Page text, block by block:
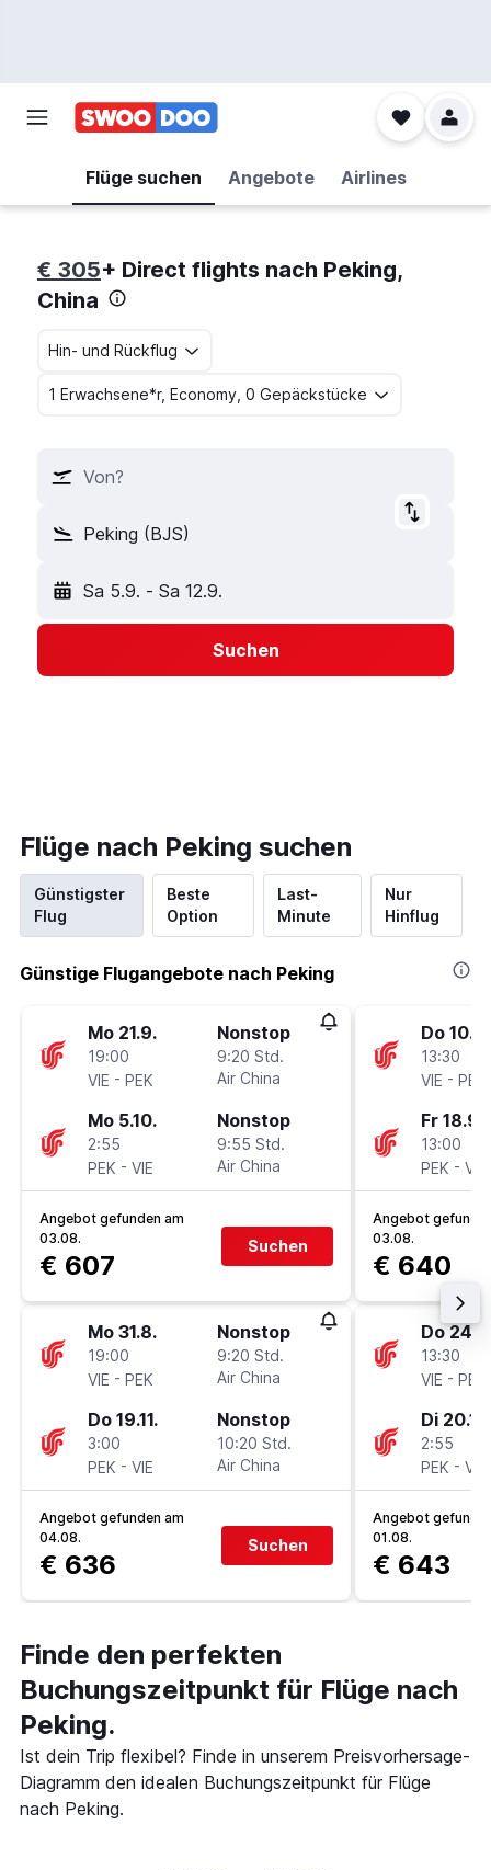
Flüge suchen Angebote Airlines
€ 305+ Direct flights nach Peking,
China
Hin- und Rückflug
1 Erwachsene*r, Economy, 0 Gepäckstücke
Von?
Peking (BJS)
Sa 5.9. - Sa 12.9.
Suchen
Flüge nach Peking suchen
Günstigster
Flug
Beste
Option
Last-
Minute
Nur
Hinflug
Günstige Flugangebote nach Peking
Mo 21.9.
19:00
VIE - PEK
Nonstop
9:20 Std.
Air China
Mo 5.10.
2:55
PEK - VIE
Nonstop
9:55 Std.
Air China
Angebot gefunden am
03.08.
€ 607
Suchen
Mo 31.8.
19:00
VIE - PEK
Nonstop
9:20 Std.
Air China
Do 19.11.
3:00
PEK - VIE
Nonstop
10:20 Std.
Air China
Angebot gefunden am
04.08.
€ 636
Suchen
Do 10.9.
13:30
VIE - PEK
Fr 18.9.
13:00
PEK - VIE
Angebot
03.08.
€ 640
Do
13:30
VIE - PEK
Di
2:55
PEK - VIE
Angebot
01.08.
€ 643
Finde den perfekten
Buchungszeitpunkt für Flüge nach
Peking.
Ist dein Trip flexibel? Finde in unserem Preisvorhersage-
Diagramm den idealen Buchungszeitpunkt für Flüge
nach Peking.